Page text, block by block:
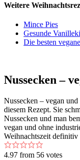
Weitere
Mince Pies
Gesunde
Die besten
Nussecken –
Nussecken – vegan
diesem Rezept. Sie
Nussecken und man
vegan und ohne
Weihnachtszeit definitiv
4.97 from 56 votes